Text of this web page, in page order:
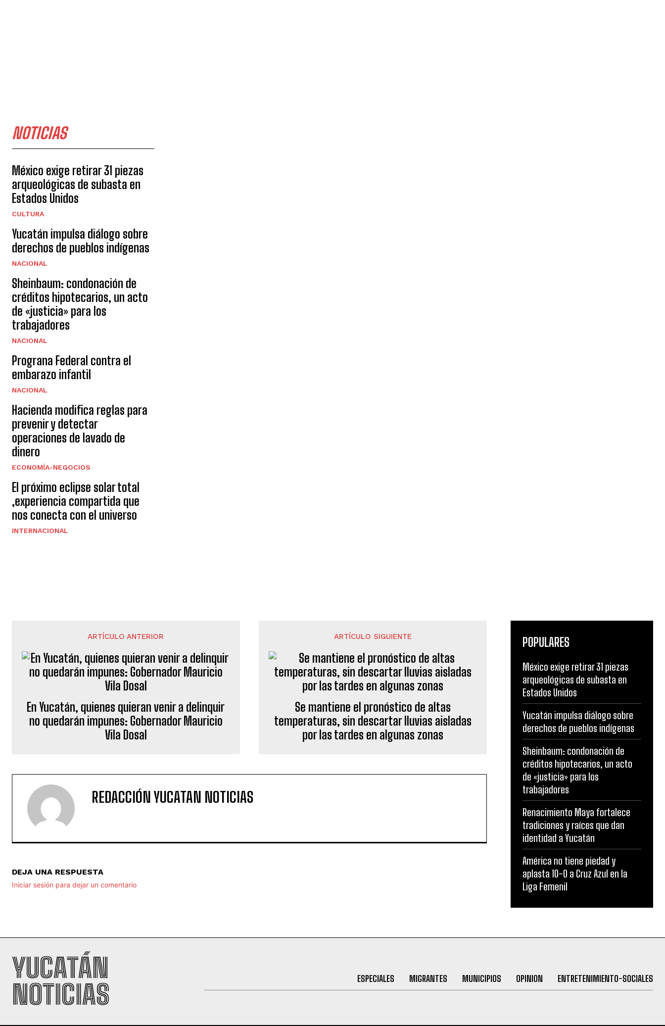
NOTICIAS
México exige retirar 31 piezas
arqueológicas de subasta en
Estados Unidos
CULTURA
Yucatán impulsa diálogo sobre
derechos de pueblos indígenas
NACIONAL
Sheinbaum: condonación de
créditos hipotecarios, un acto
de «justicia» para los
trabajadores
NACIONAL
Prograna Federal contra el
embarazo infantil
NACIONAL
Hacienda modifica reglas para
prevenir y detectar
operaciones de lavado de
dinero
ECONOMÍA-NEGOCIOS
El próximo eclipse solar total
,experiencia compartida que
nos conecta con el universo
INTERNACIONAL
ARTÍCULO ANTERIOR
En Yucatán, quienes quieran venir a delinquir
no quedarán impunes: Gobernador Mauricio
Vila Dosal
ARTÍCULO SIGUIENTE
Se mantiene el pronóstico de altas
temperaturas, sin descartar lluvias aisladas
por las tardes en algunas zonas
REDACCIÓN YUCATAN NOTICIAS
DEJA UNA RESPUESTA
Iniciar sesión para dejar un comentario
POPULARES
México exige retirar 31 piezas
arqueológicas de subasta en
Estados Unidos
Yucatán impulsa diálogo sobre
derechos de pueblos indígenas
Sheinbaum: condonación de
créditos hipotecarios, un acto
de «justicia» para los
trabajadores
Renacimiento Maya fortalece
tradiciones y raíces que dan
identidad a Yucatán
América no tiene piedad y
aplasta 10-0 a Cruz Azul en la
Liga Femenil
YUCATÁN
NOTICIAS
ESPECIALES MIGRANTES MUNICIPIOS OPINION ENTRETENIMIENTO-SOCIALES